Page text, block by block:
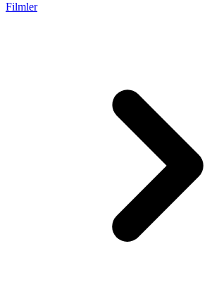
Filmler